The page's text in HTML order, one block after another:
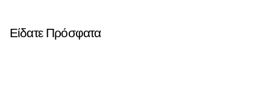
Είδατε Πρόσφατα